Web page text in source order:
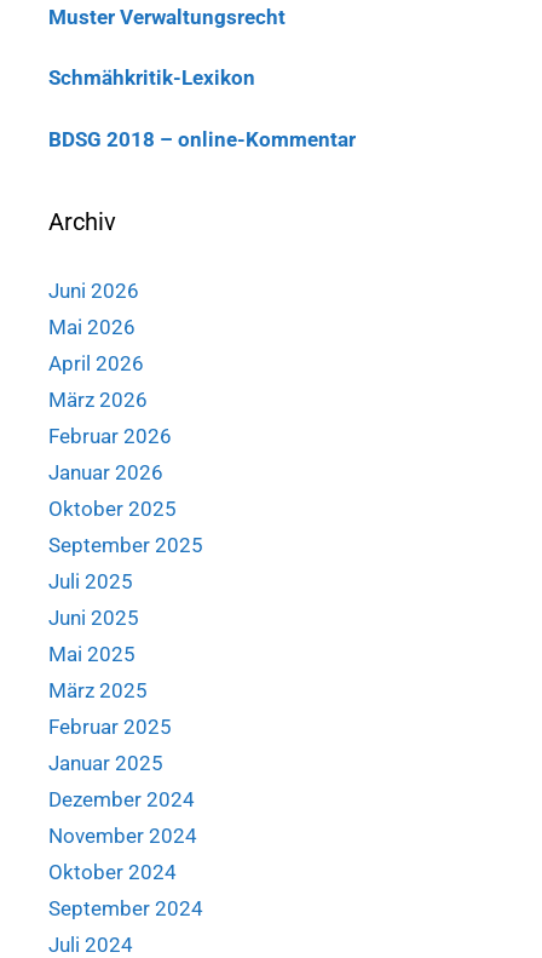
Muster Verwaltungsrecht
Schmähkritik-Lexikon
BDSG 2018 – online-Kommentar
Archiv
Juni 2026
Mai 2026
April 2026
März 2026
Februar 2026
Januar 2026
Oktober 2025
September 2025
Juli 2025
Juni 2025
Mai 2025
März 2025
Februar 2025
Januar 2025
Dezember 2024
November 2024
Oktober 2024
September 2024
Juli 2024